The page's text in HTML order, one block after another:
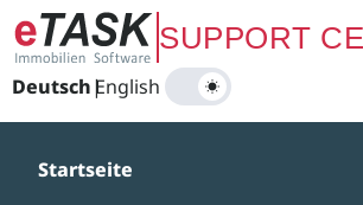
Zum Hauptinhalt springen
SUPPORT
Deutsch|
English
Startseite